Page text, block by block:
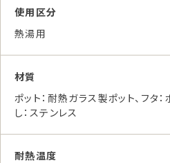
使用区分
熱湯用
材質
ポット：耐熱ガラス製ポット、フタ
し：ステンレス
耐熱温度